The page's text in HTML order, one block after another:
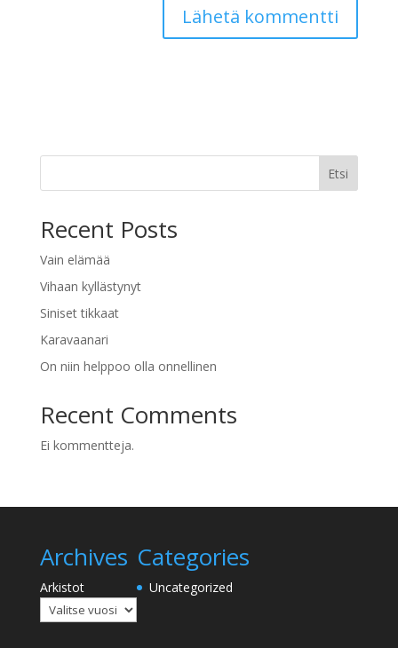
Etsi
Recent Posts
Vain elämää
Vihaan kyllästynyt
Siniset tikkaat
Karavaanari
On niin helppoo olla onnellinen
Recent Comments
Ei kommentteja.
Archives
Arkistot
Categories
Uncategorized